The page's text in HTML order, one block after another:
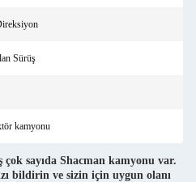
Sürüş
kamyonu
sayıda Shacman kamyonu var.
bildirin ve sizin için uygun olanı